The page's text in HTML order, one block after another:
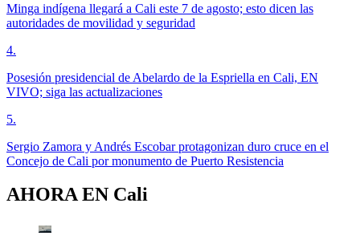
Minga indígena llegará a Cali este 7 de agosto; esto dicen las
autoridades de movilidad y seguridad
4.
Posesión presidencial de Abelardo de la Espriella en Cali, EN
VIVO; siga las actualizaciones
5.
Sergio Zamora y Andrés Escobar protagonizan duro cruce en el
Concejo de Cali por monumento de Puerto Resistencia
AHORA EN Cali